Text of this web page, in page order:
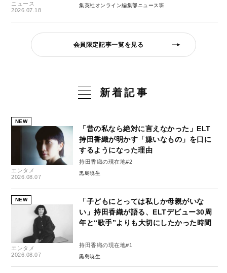
ニュース
2026.07.18
集英社オンライン編集部ニュース班
会員限定記事一覧を見る
新着記事
NEW
エンタメ
2026.08.07
「昔の私なら絶対に言えなかった」ELT
持田香織が明かす「嫌いなもの」を口に
するようになった理由
持田香織の現在地#2
黒島暁生
NEW
エンタメ
2026.08.07
「子どもにとっては私しか母親がいな
い」持田香織が語る、ELTデビュー30周
年と“歌手”よりも大切にしたかった時間
持田香織の現在地#1
黒島暁生